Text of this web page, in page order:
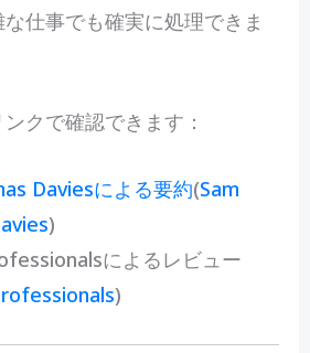
仕事でも確実に処理できま
クで確認できます：
Daviesによる要約(Sam
)
によるレビュー​
)